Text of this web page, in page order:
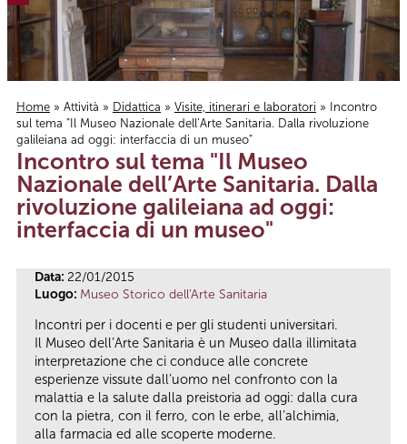
Tu sei qui
Home » Attività » Didattica » Visite, itinerari e laboratori » Incontro
sul tema "Il Museo Nazionale dell’Arte Sanitaria. Dalla rivoluzione
galileiana ad oggi: interfaccia di un museo"
Incontro sul tema "Il Museo
Nazionale dell’Arte Sanitaria. Dalla
rivoluzione galileiana ad oggi:
interfaccia di un museo"
Data: 22/01/2015
Luogo: Museo Storico dell'Arte Sanitaria
Incontri per i docenti e per gli studenti universitari.
Il Museo dell’Arte Sanitaria è un Museo dalla illimitata
interpretazione che ci conduce alle concrete
esperienze vissute dall’uomo nel confronto con la
malattia e la salute dalla preistoria ad oggi: dalla cura
con la pietra, con il ferro, con le erbe, all’alchimia,
alla farmacia ed alle scoperte moderne.